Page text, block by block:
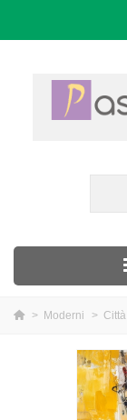
> Moderni > Città